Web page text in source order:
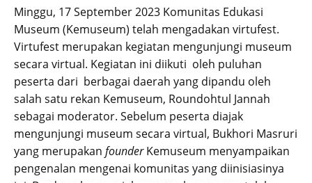
Minggu, 17 September 2023 Komunitas Edukasi
Museum (Kemuseum) telah mengadakan virtufest.
Virtufest merupakan kegiatan mengunjungi museum
secara virtual. Kegiatan ini diikuti oleh puluhan
peserta dari berbagai daerah yang dipandu oleh
salah satu rekan Kemuseum, Roundohtul Jannah
sebagai moderator. Sebelum peserta diajak
mengunjungi museum secara virtual, Bukhori Masruri
yang merupakan founderKemuseum menyampaikan
pengenalan mengenai komunitas yang diinisiasinya